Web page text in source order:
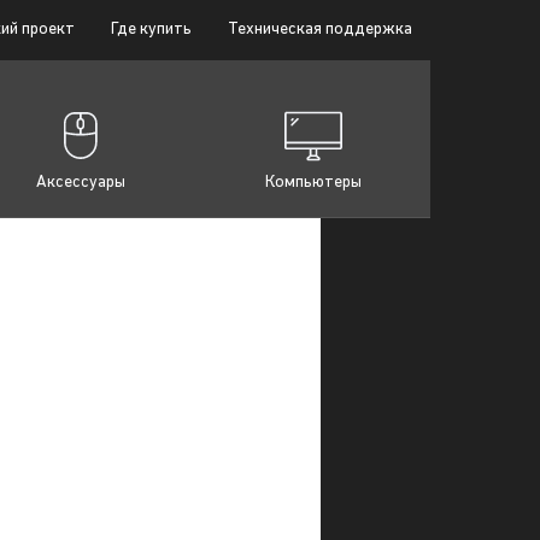
проект Где купить Техническая поддержка
Аксессуары Компьютеры